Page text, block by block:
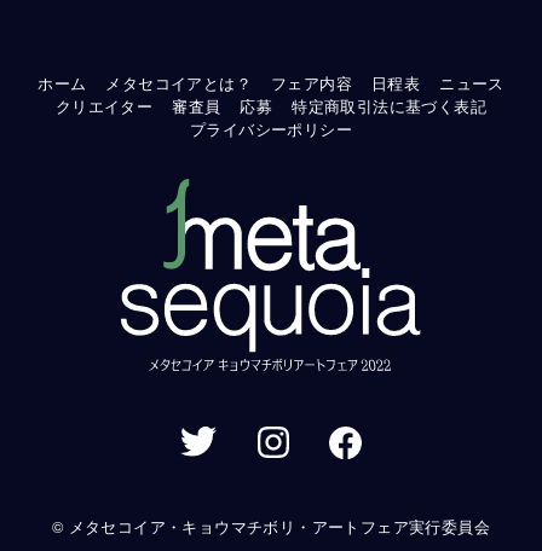
ホーム メタセコイアとは？ フェア内容 日程表
ニュース
クリエイター
審査員 応募
特定商取引法に基づく表記
プライバシーポリシー
© メタセコイア・キョウマチボリ・アートフェア実行委員会